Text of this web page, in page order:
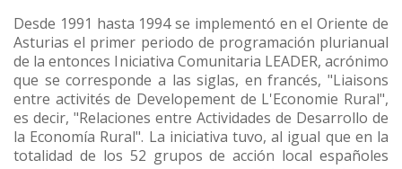
enlaces
de
ayuda
a
la
Desde 1991 hasta 1994 se implementó en el Oriente de
Asturias el primer periodo de programación plurianual
de la entonces Iniciativa Comunitaria LEADER, acrónimo
que se corresponde a las siglas, en francés, "Liaisons
entre activités de Developement de L'Economie Rural",
es decir, "Relaciones entre Actividades de Desarrollo de
la Economía Rural". La iniciativa tuvo, al igual que en la
totalidad de los 52 grupos de acción local españoles